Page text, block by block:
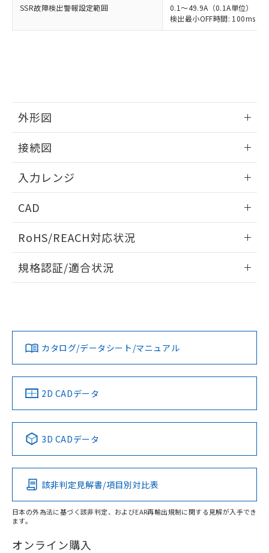
SSR故障検出警報設定範囲
0.1～49.9A（0.1A単位）
検出最小OFF時間: 100ms（
外形図
接続図
入力レンジ
CAD
ドすることができます。
ログイン/会員登録
ダウンロードデータをご利用いただく前に、以下を必ずお読
みください。
ソフトウェアの使用条件
RoHS/REACH対応状況
EU RoHS 注意事項・凡例
対応済み
中国 RoHS 注意事項・凡例
Pb Hg Cd Cr(VI)
O
在庫等で未対応品が混在する可能性があります。
規格認証/適合状況
LR型式承認
（イギリス
船舶規格）
DNV型式承認
（ノルウェー
BV型式承認
（フランス
KR型式
（韓国
Yes No No No
この製品の規格認証/適合状況ページへ
その他の認証はこちらのページからご検索ください
カタログ/データシート/マニュアル
2D CADデータ
3D CADデータ
該非判定見解書/項目別対比表
日本の外為法に基づく該非判定、およびEAR再輸出規制に関する見解が入手でき
ます。
オンライン購入